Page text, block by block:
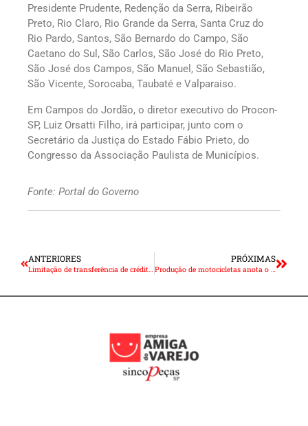
Presidente Prudente, Redenção da Serra, Ribeirão
Preto, Rio Claro, Rio Grande da Serra, Santa Cruz do
Rio Pardo, Santos, São Bernardo do Campo, São
Caetano do Sul, São Carlos, São José do Rio Preto,
São José dos Campos, São Manuel, São Sebastião,
São Vicente, Sorocaba, Taubaté e Valparaiso.
Em Campos do Jordão, o diretor executivo do Procon-
SP, Luiz Orsatti Filho, irá participar, junto com o
Secretário da Justiça do Estado Fábio Prieto, do
Congresso da Associação Paulista de Municípios.
Fonte: Portal do Governo
ANTERIORES
Limitação de transferência de crédito faz empresas do Simples Nacional perderem competitividade
PRÓXIMAS
Produção de motocicletas anota o melhor fevereiro desde 2014